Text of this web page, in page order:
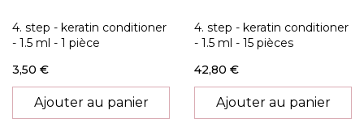
4. step - keratin conditioner
- 1.5 ml - 1 pièce
3,50 €
Ajouter au panier
4. step - keratin conditioner
- 1.5 ml - 15 pièces
42,80 €
Ajouter au panier